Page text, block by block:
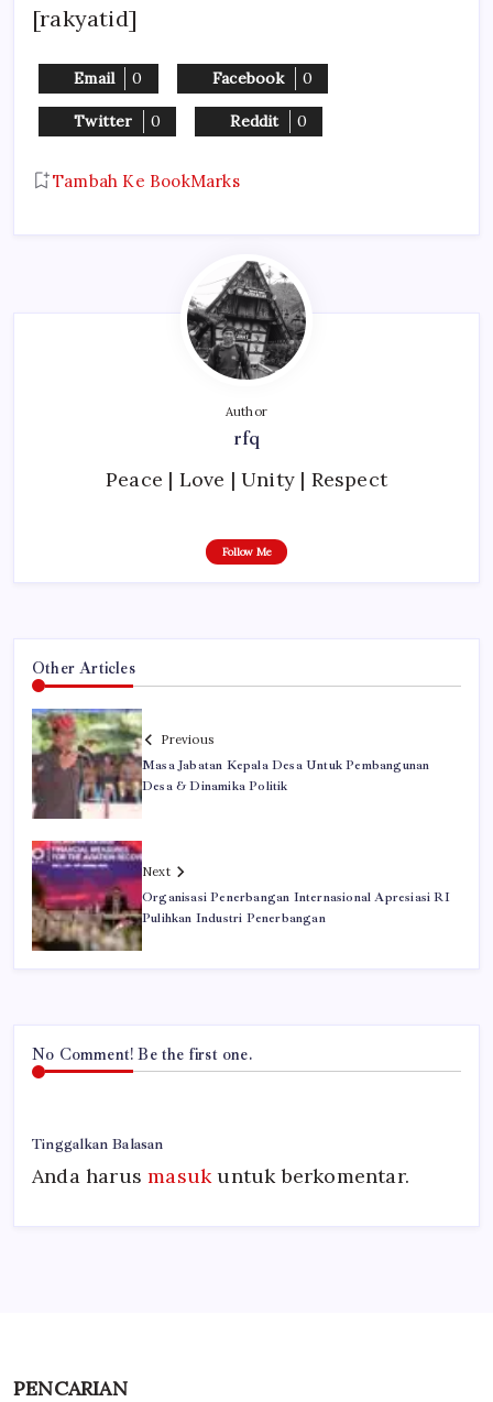
[rakyatid]
Email 0 Facebook 0
Twitter 0 Reddit 0
Tambah Ke BookMarks
Author
rfq
Peace | Love | Unity | Respect
Follow Me
Other Articles
Previous
Masa Jabatan Kepala Desa Untuk Pembangunan
Desa & Dinamika Politik
Next
Organisasi Penerbangan Internasional Apresiasi RI
Pulihkan Industri Penerbangan
No Comment! Be the first one.
Tinggalkan Balasan
Anda harusmasukuntuk berkomentar.
PENCARIAN